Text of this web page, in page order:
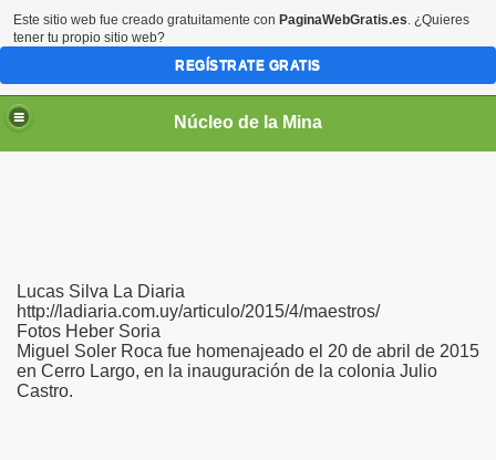
Núcleo de la Mina
Lucas Silva La Diaria
http://ladiaria.com.uy/articulo/2015/4/maestros/
Fotos Heber Soria
Miguel Soler Roca fue homenajeado el 20 de abril de 2015
en Cerro Largo, en la inauguración de la colonia Julio
Castro.
Este sitio web fue creado gratuitamente con PaginaWebGratis.es. ¿Quieres
tener tu propio sitio web?
REGÍSTRATE GRATIS